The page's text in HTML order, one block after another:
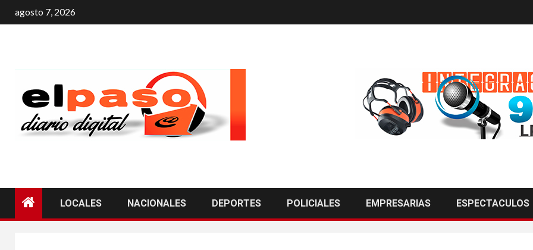
agosto 7, 2026
LOCALES NACIONALES DEPORTES POLICIALES EMPRESARIAS ESPECTACULOS